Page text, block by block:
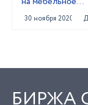
производство
30 ноября 2020
БИРЖА